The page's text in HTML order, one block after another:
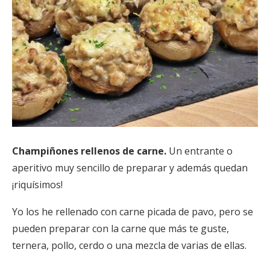
Champiñones rellenos de carne. Un entrante o
aperitivo muy sencillo de preparar y además quedan
¡riquísimos!
Yo los he rellenado con carne picada de pavo, pero se
pueden preparar con la carne que más te guste,
ternera, pollo, cerdo o una mezcla de varias de ellas.